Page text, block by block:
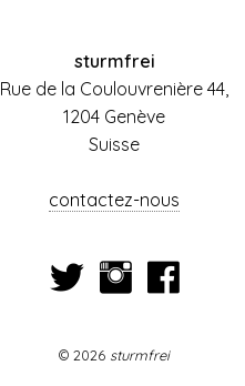
sturmfrei
Rue de la Coulouvrenière 44,
1204 Genève
Suisse
contactez-nous
© 2026 sturmfrei